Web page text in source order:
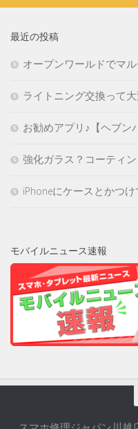
最近の投稿
オープンワールドでマ
ライトニング交換って大
お勧めアプリ♪【ヘブン
強化ガラス？コーティ
iPhoneにケースとかつけ
モバイルニュース速報